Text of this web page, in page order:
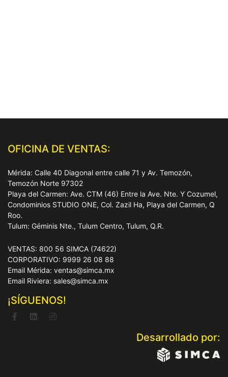
OFICINA DE VENTAS:
Mérida: Calle 40 Diagonal entre calle 71 y Av. Temozón,
Temozón Norte 97302
Playa del Carmen: Ave. CTM (46) Entre la Ave. Nte. Y Cozumel,
Condominios STUDIO ONE, Col. Zazil Ha, Playa del Carmen, Q
Roo.
Tulum: Géminis Nte., Tulum Centro, Tulum, Q.R.
VENTAS: 800 56 SIMCA (74622)
CORPORATIVO: 9999 26 08 88
Email Mérida: ventas@simca.mx
Email Riviera: sales@simca.mx
¡SÍGUENOS!
Desarrollado por: